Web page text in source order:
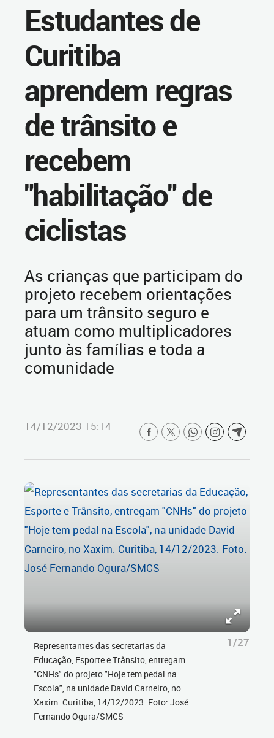
Estudantes de
Curitiba
aprendem regras
de trânsito e
recebem
"habilitação" de
ciclistas
As crianças que participam do
projeto recebem orientações
para um trânsito seguro e
atuam como multiplicadores
junto às famílias e toda a
comunidade
14/12/2023 15:14
Representantes das secretarias da
Educação, Esporte e Trânsito, entregam
"CNHs" do projeto "Hoje tem pedal na
Escola", na unidade David Carneiro, no
Xaxim. Curitiba, 14/12/2023. Foto: José
Fernando Ogura/SMCS
1/27